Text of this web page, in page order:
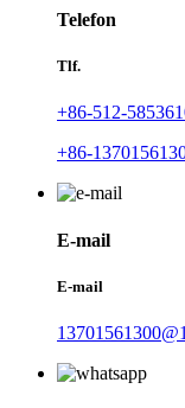
Telefon
Tlf.
+86-512-
+86-
E-mail
E-mail